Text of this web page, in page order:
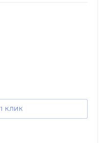
IEEE 802.3af/at,
КЛИК